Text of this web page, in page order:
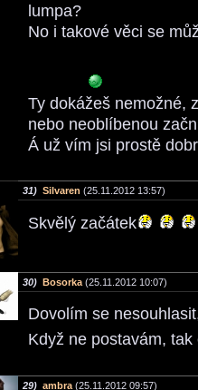
lumpa?
No i takové věci se
Ty dokážeš nemožné,
nebo neoblíbenou
Á už vím jsi prostě
31) Silvaren (25.11.2012 13:57)
Skvělý začátek
30) Bosorka (25.11.2012 10:07)
Dovolím se
Když ne postavám,
29) ambra (25.11.2012 09:57)